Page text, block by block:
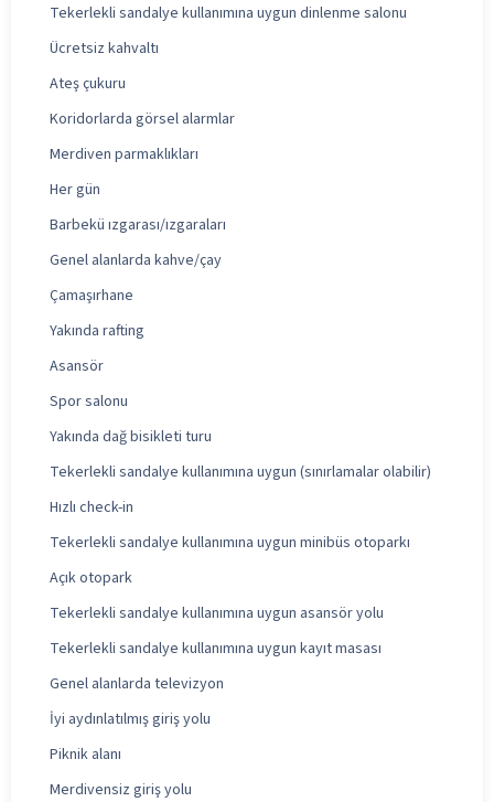
Tekerlekli sandalye kullanımına uygun dinlenme salonu
Ücretsiz kahvaltı
Ateş çukuru
Koridorlarda görsel alarmlar
Merdiven parmaklıkları
Her gün
Barbekü ızgarası/ızgaraları
Genel alanlarda kahve/çay
Çamaşırhane
Yakında rafting
Asansör
Spor salonu
Yakında dağ bisikleti turu
Tekerlekli sandalye kullanımına uygun (sınırlamalar olabilir)
Hızlı check-in
Tekerlekli sandalye kullanımına uygun minibüs otoparkı
Açık otopark
Tekerlekli sandalye kullanımına uygun asansör yolu
Tekerlekli sandalye kullanımına uygun kayıt masası
Genel alanlarda televizyon
İyi aydınlatılmış giriş yolu
Piknik alanı
Merdivensiz giriş yolu